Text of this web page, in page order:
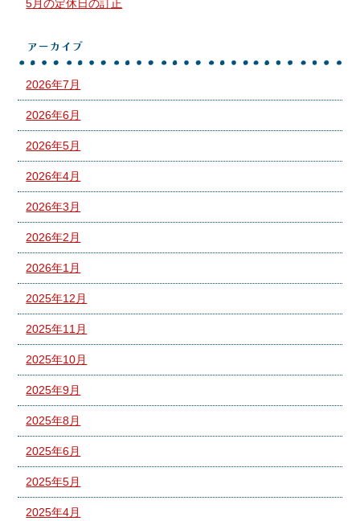
5月の定休日の訂正
アーカイブ
2026年7月
2026年6月
2026年5月
2026年4月
2026年3月
2026年2月
2026年1月
2025年12月
2025年11月
2025年10月
2025年9月
2025年8月
2025年6月
2025年5月
2025年4月